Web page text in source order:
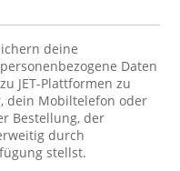
deine
Daten
JET-Plattformen zu
dein Mobiltelefon oder
Bestellung, der
durch
stellst.